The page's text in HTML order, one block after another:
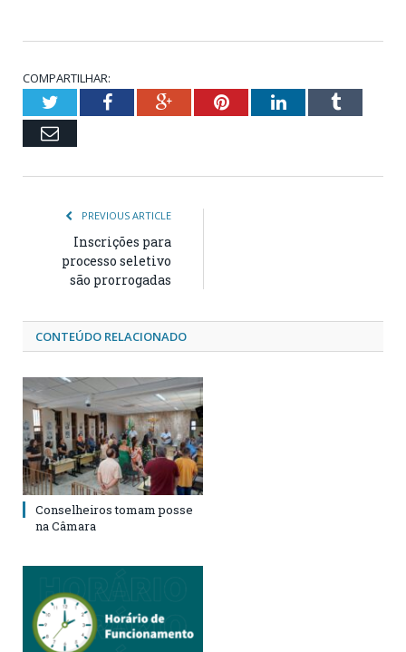
COMPARTILHAR:
TwitterFacebookGoogle+PinterestLinkedInTumblr
Email
PREVIOUS ARTICLE
Inscrições para
processo seletivo
são prorrogadas
CONTEÚDO RELACIONADO
Conselheiros tomam posse
na Câmara